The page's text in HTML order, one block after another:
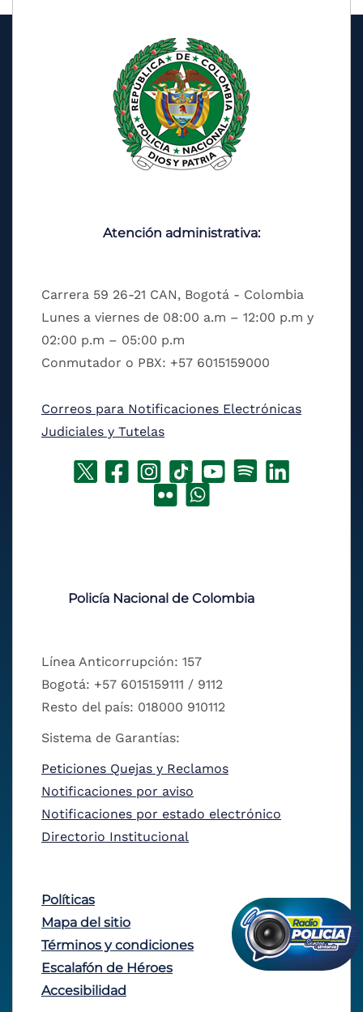
Atención administrativa:
Carrera 59 26-21 CAN, Bogotá - Colombia
Lunes a viernes de 08:00 a.m – 12:00 p.m y
02:00 p.m – 05:00 p.m
Conmutador o PBX: +57 6015159000
Correos para Notificaciones Electrónicas
Judiciales y Tutelas
Policía Nacional de Colombia
Línea Anticorrupción: 157
Bogotá: +57 6015159111 / 9112
Resto del país: 018000 910112
Sistema de Garantías:
Peticiones Quejas y Reclamos
Notificaciones por aviso
Notificaciones por estado electrónico
Directorio Institucional
Políticas
Mapa del sitio
Términos y condiciones
Escalafón de Héroes
Accesibilidad